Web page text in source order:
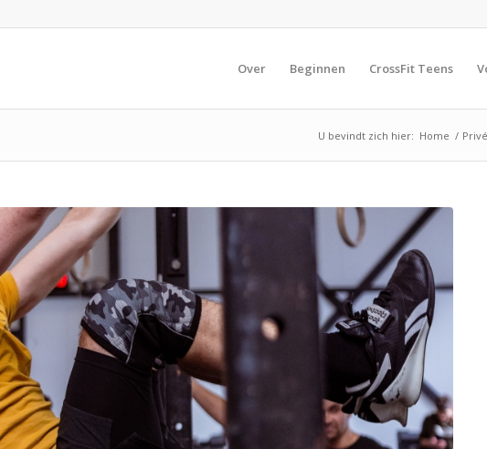
Over Beginnen CrossFit Teens
U bevindt zich hier: Home /